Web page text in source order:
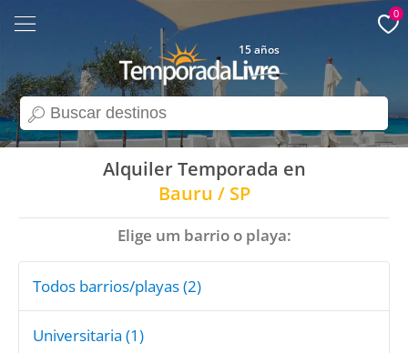
search
15 años
0
Alquiler Temporada en
Bauru / SP
Elige um barrio o playa:
Todos barrios/playas (2)
Universitaria (1)